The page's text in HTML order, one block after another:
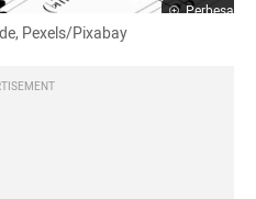
Perbesar
Pexels/Pixabay